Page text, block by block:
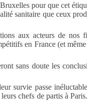
pour que cet
sanitaire que ceux
aux acteurs de
en France (et
sans doute les
survie passe
chefs de partis à